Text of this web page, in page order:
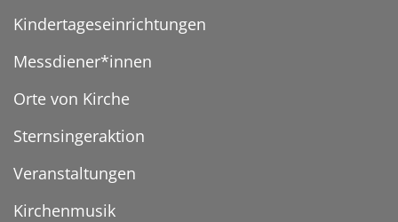
Kindertageseinrichtungen
Messdiener*innen
Orte von Kirche
Sternsingeraktion
Veranstaltungen
Kirchenmusik